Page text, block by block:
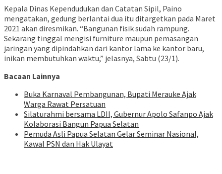
Kepala Dinas Kependudukan dan Catatan Sipil, Paino
mengatakan, gedung berlantai dua itu ditargetkan pada Maret
2021 akan diresmikan. “Bangunan fisik sudah rampung.
Sekarang tinggal mengisi furniture maupun pemasangan
jaringan yang dipindahkan dari kantor lama ke kantor baru,
inikan membutuhkan waktu,” jelasnya, Sabtu (23/1).
Bacaan Lainnya
Buka Karnaval Pembangunan, Bupati Merauke Ajak
Warga Rawat Persatuan
Silaturahmi bersama LDII, Gubernur Apolo Safanpo Ajak
Kolaborasi Bangun Papua Selatan
Pemuda Asli Papua Selatan Gelar Seminar Nasional,
Kawal PSN dan Hak Ulayat